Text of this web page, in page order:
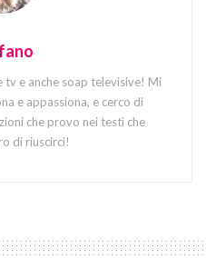
tv e anche soap televisive! Mi
e appassiona, e cerco di
che provo nei testi che
di riuscirci!